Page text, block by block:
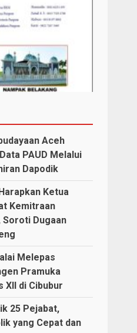
Aceh
PAUD Melalui
Dapodik
Ketua
Kemitraan
Soroti Dugaan
Melepas
Pramuka
XII di Cibubur
25 Pejabat,
yang Cepat dan